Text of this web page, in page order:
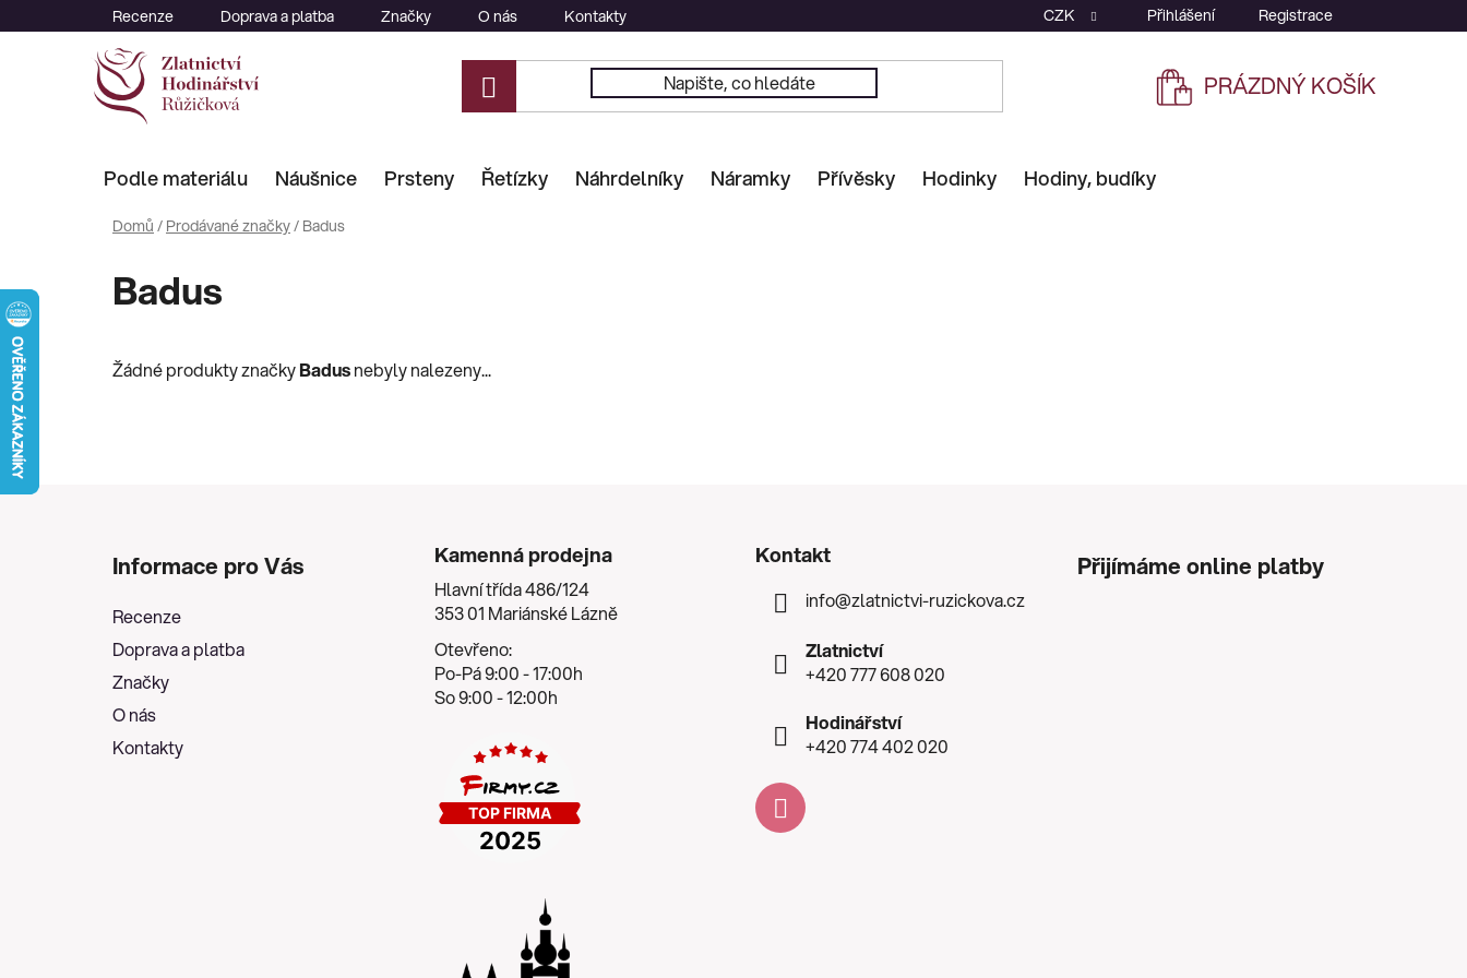
na
Recenze Doprava a platba Značky O nás Kontakty CZK Přihlášení Registrace
NÁKUPNÍ
PRÁZDNÝ KOŠÍK
Podle materiálu Náušnice Prsteny Řetízky Náhrdelníky Náramky Přívěsky Hodinky Hodiny, budíky
Domů / Prodávané značky/ Badus
Badus
Žádné produkty značkyBadusnebyly nalezeny...
Informace pro Vás
Recenze
Doprava a platba
Značky
O nás
Kontakty
Kamenná prodejna
Hlavní třída 486/124
353 01 Mariánské Lázně
Otevřeno:
Po-Pá 9:00 - 17:00h
So 9:00 - 12:00h
Kontakt
info@zlatnictvi-ruzickova.cz
Zlatnictví
+420 777 608 020
Hodinářství
+420 774 402 020
Přijímáme online platby